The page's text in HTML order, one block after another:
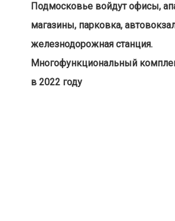
Подмосковье войдут офисы,
магазины, парковка,
железнодорожная станция.
Многофункциональный
в 2022 году